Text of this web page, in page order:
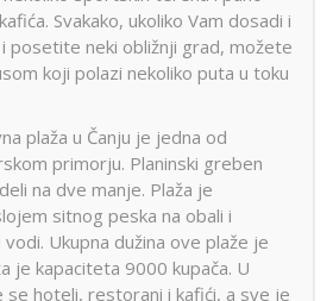
Svakako, ukoliko Vam dosadi i
posetite neki obližnji grad, možete
koji polazi nekoliko puta u toku
plaža u Čanju je jedna od
primorju. Planinski greben
na dve manje. Plaža je
sitnog peska na obali i
Ukupna dužina ove plaže je
je kapaciteta 9000 kupača. U
se hoteli, restorani i kafići, a sve je